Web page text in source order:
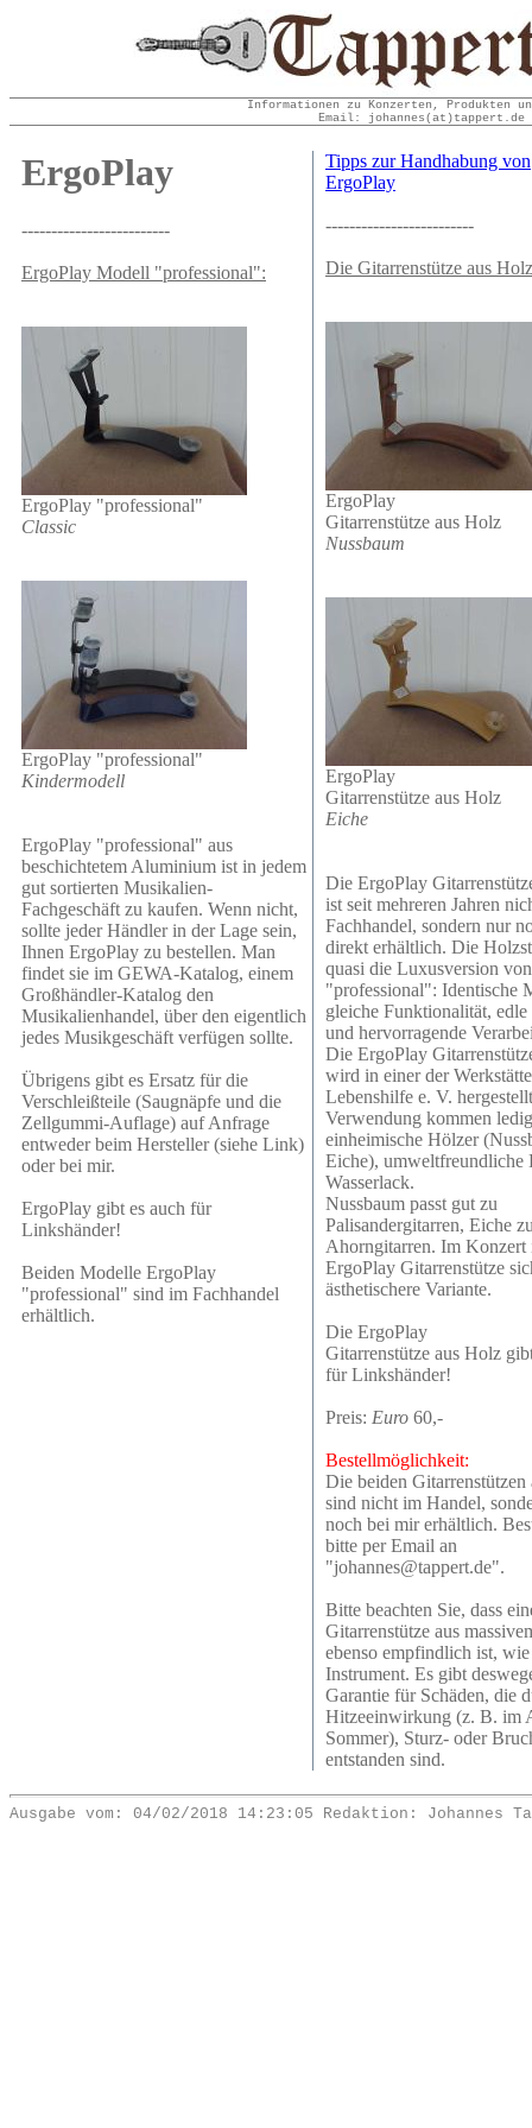
Informationen zu Konzerten, Produkten
Email: johannes(at)tappert.de
ErgoPlay
-------------------------
ErgoPlay Modell "professional":
ErgoPlay "professional"
Classic
ErgoPlay "professional"
Kindermodell
ErgoPlay "professional" aus
beschichtetem Aluminium ist in jedem
gut sortierten Musikalien-
Fachgeschäft zu kaufen. Wenn nicht,
sollte jeder Händler in der Lage sein,
Ihnen ErgoPlay zu bestellen. Man
findet sie im GEWA-Katalog, einem
Großhändler-Katalog den
Musikalienhandel, über den eigentlich
jedes Musikgeschäft verfügen sollte.
Übrigens gibt es Ersatz für die
Verschleißteile (Saugnäpfe und die
Zellgummi-Auflage) auf Anfrage
entweder beim Hersteller (siehe Link)
oder bei mir.
ErgoPlay gibt es auch für
Linkshänder!
Beiden Modelle ErgoPlay
"professional" sind im Fachhandel
erhältlich.
Tipps zur Handhabung von
ErgoPlay
-------------------------
Die Gitarrenstütze aus
ErgoPlay
Gitarrenstütze aus Holz
Nussbaum
ErgoPlay
Gitarrenstütze aus Holz
Eiche
Die ErgoPlay
ist seit mehreren Jahren
Fachhandel, sondern nur
direkt erhältlich. Die
quasi die Luxusversion
"professional": Identische
gleiche Funktionalität,
und hervorragende
Die ErgoPlay
wird in einer der
Lebenshilfe e. V.
Verwendung kommen
einheimische Hölzer
Eiche), umweltfreundliche
Wasserlack.
Nussbaum passt gut zu
Palisandergitarren, Eiche
Ahorngitarren. Im Konzert
ErgoPlay Gitarrenstütze
ästhetischere Variante.
Die ErgoPlay
Gitarrenstütze aus Holz
für Linkshänder!
Preis: Euro 60,-
Bestellmöglichkeit:
Die beiden Gitarrenstützen
sind nicht im Handel,
noch bei mir erhältlich.
bitte per Email an
"johannes@tappert.de".
Bitte beachten Sie, dass
Gitarrenstütze aus
ebenso empfindlich ist,
Instrument. Es gibt
Garantie für Schäden, die
Hitzeeinwirkung (z. B. im
Sommer), Sturz- oder
entstanden sind.
Ausgabe vom: 04/02/2018 14:23:05 Redaktion: Johannes